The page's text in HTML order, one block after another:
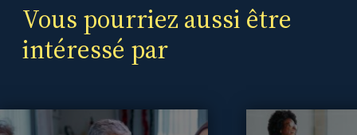
Vous pourriez aussi être
intéressé par